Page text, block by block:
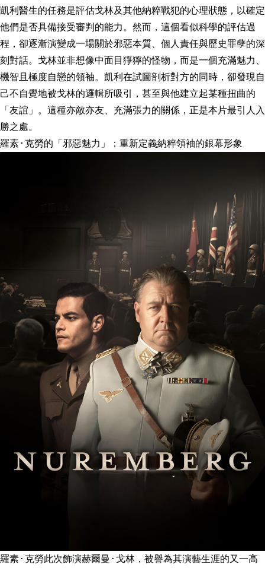
凱利醫生的任務是評估戈林及其他納粹戰犯的心理狀態，以確定
他們是否具備接受審判的能力。然而，這個看似科學的評估過
程，卻逐漸演變成一場關於邪惡本質、個人責任與歷史罪孽的深
刻對話。戈林並非想像中面目猙獰的怪物，而是一個充滿魅力、
機智且極度自戀的領袖。凱利在試圖剖析對方的同時，卻發現自
己不自覺地被戈林的邏輯所吸引，甚至與他建立起某種扭曲的
「友誼」。這種亦敵亦友、充滿張力的關係，正是本片最引人入
勝之處。
羅素·克勞的「邪惡魅力」：重新定義納粹領袖的銀幕形象
羅素·克勞此次飾演赫爾曼·戈林，被譽為其演藝生涯的又一高